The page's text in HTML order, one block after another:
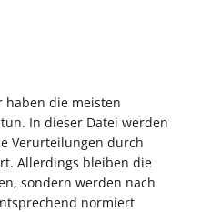
haben die meisten
In dieser Datei werden
Verurteilungen durch
Allerdings bleiben die
sondern werden nach
normiert